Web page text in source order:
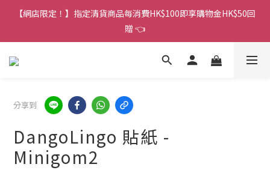
香港訂單金額滿HK$150包平郵｜滿HK$299包易寄取｜滿HK$499
包順豐／京東
【網店限定！】指定清貨商品每消費HK$100即享購物金HK$50回
贈 👈
香港訂單金額滿HK$150包平郵｜滿HK$299包易寄取｜滿HK$499
分享到
DangoLingo 貼紙 -
Minigom2